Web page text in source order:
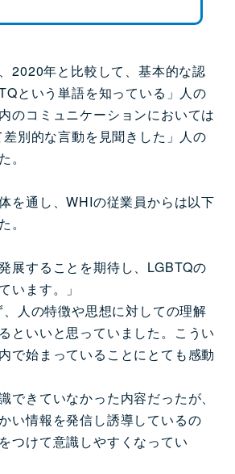
2020年と比較して、基本的な認
という単語を知っている」人の
のコミュニケーションにおいては
差別的な言動を見聞きした」人の
。
を通し、WHIの従業員からは以下
。
展することを期待し、LGBTQの
います。」
、人の特徴や思想に対しての理解
といいと思っていました。こうい
で始まっていることにとても感動
できていなかった内容だったが、
い情報を発信し誘導しているの
つけて意識しやすくなってい